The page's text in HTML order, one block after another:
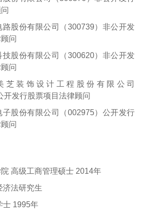
股份有限公司（300739）非公开发
问
股份有限公司（300620）非公开发
问
芝装饰设计工程股份有限公司
开发行股票项目法律顾问
股份有限公司（002975）公开发行
问
高级工商管理硕士 2014年
济法研究生
士 1995年